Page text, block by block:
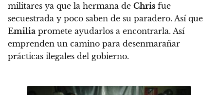
militares ya que la hermana de Chris fue
secuestrada y poco saben de su paradero. Así que
Emilia promete ayudarlos a encontrarla. Así
emprenden un camino para desenmarañar
prácticas ilegales del gobierno.